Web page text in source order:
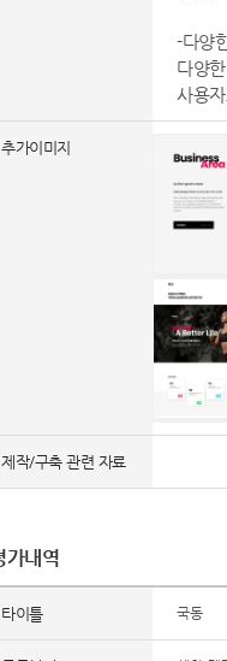
-다양
다양
사용
추가이미지
제작/구축 관련 자료